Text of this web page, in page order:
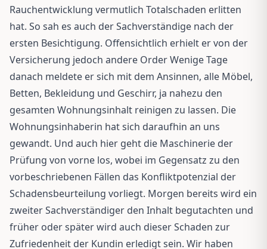
Rauchentwicklung vermutlich Totalschaden erlitten
hat. So sah es auch der Sachverständige nach der
ersten Besichtigung. Offensichtlich erhielt er von der
Versicherung jedoch andere Order Wenige Tage
danach meldete er sich mit dem Ansinnen, alle Möbel,
Betten, Bekleidung und Geschirr, ja nahezu den
gesamten Wohnungsinhalt reinigen zu lassen. Die
Wohnungsinhaberin hat sich daraufhin an uns
gewandt. Und auch hier geht die Maschinerie der
Prüfung von vorne los, wobei im Gegensatz zu den
vorbeschriebenen Fällen das Konfliktpotenzial der
Schadensbeurteilung vorliegt. Morgen bereits wird ein
zweiter Sachverständiger den Inhalt begutachten und
früher oder später wird auch dieser Schaden zur
Zufriedenheit der Kundin erledigt sein. Wir haben